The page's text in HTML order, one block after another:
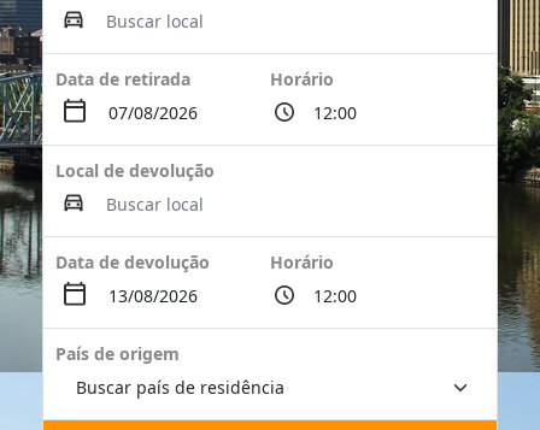
Data de retirada Horário
Local de devolução
Data de devolução Horário
País de origem